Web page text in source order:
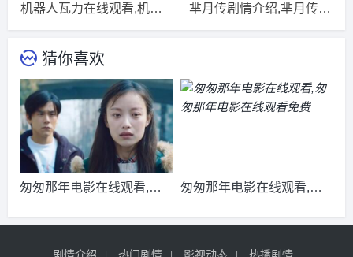
机器人瓦力在线观看,机器人瓦力 在线观看
芈月传剧情介绍,芈月传剧情介绍分集
猜你喜欢
匆匆那年电影在线观看,匆
匆匆那年电影在线观看,匆